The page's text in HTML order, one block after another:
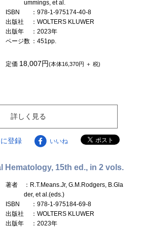
ummings, et al.
ISBN
：978-1-975174-40-8
出版社
：WOLTERS KLUWER
出版年
：2023年
ページ数 ：451pp.
定価 18,007円(本体16,370円 ＋ 税)
詳しく見る
登録 いいね
Hematology, 15th ed., in 2 vols.
著者
：R.T.Means.Jr, G.M.Rodgers, B.Gla
der, et al.(eds.)
ISBN
：978-1-975184-69-8
出版社
：WOLTERS KLUWER
出版年
：2023年